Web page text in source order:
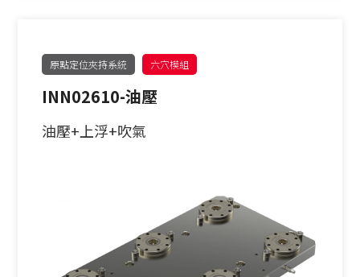
原點定位夾持系統 六穴模組
INN02610-油壓
油壓+上浮+吹氣